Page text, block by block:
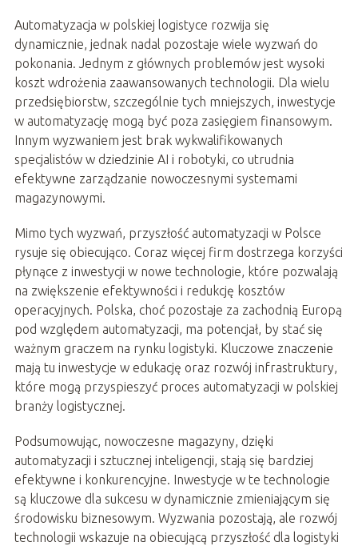
Automatyzacja w polskiej logistyce rozwija się
dynamicznie, jednak nadal pozostaje wiele wyzwań do
pokonania. Jednym z głównych problemów jest wysoki
koszt wdrożenia zaawansowanych technologii. Dla wielu
przedsiębiorstw, szczególnie tych mniejszych, inwestycje
w automatyzację mogą być poza zasięgiem finansowym.
Innym wyzwaniem jest brak wykwalifikowanych
specjalistów w dziedzinie AI i robotyki, co utrudnia
efektywne zarządzanie nowoczesnymi systemami
magazynowymi.
Mimo tych wyzwań, przyszłość automatyzacji w Polsce
rysuje się obiecująco. Coraz więcej firm dostrzega korzyści
płynące z inwestycji w nowe technologie, które pozwalają
na zwiększenie efektywności i redukcję kosztów
operacyjnych. Polska, choć pozostaje za zachodnią Europą
pod względem automatyzacji, ma potencjał, by stać się
ważnym graczem na rynku logistyki. Kluczowe znaczenie
mają tu inwestycje w edukację oraz rozwój infrastruktury,
które mogą przyspieszyć proces automatyzacji w polskiej
branży logistycznej.
Podsumowując, nowoczesne magazyny, dzięki
automatyzacji i sztucznej inteligencji, stają się bardziej
efektywne i konkurencyjne. Inwestycje w te technologie
są kluczowe dla sukcesu w dynamicznie zmieniającym się
środowisku biznesowym. Wyzwania pozostają, ale rozwój
technologii wskazuje na obiecującą przyszłość dla logistyki